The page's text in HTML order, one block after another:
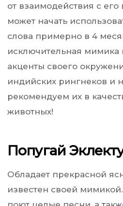
от взаимодействия с его
может начать
слова примерно в 4
исключительная мимика
акценты своего
индийских рингнеков и
рекомендуем их в
животных!
Попугай
Обладает прекрасной
известен своей